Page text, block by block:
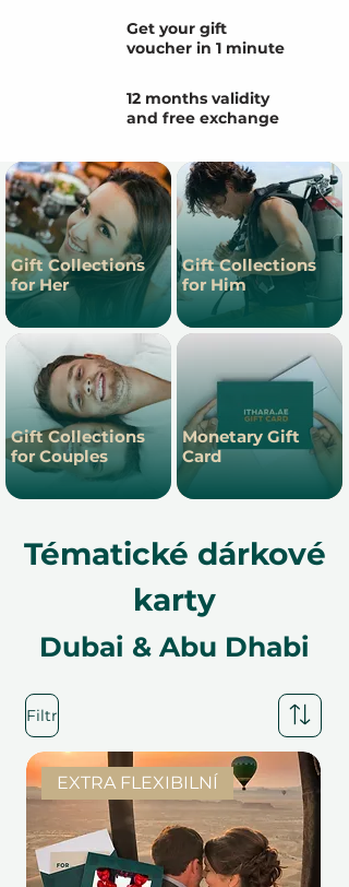
Get your gift
voucher in 1 minute
12 months validity
and free exchange
Gift Collections
for Her
Gift Collections
for Him
Gift Collections
for Couples
Monetary Gift
Card
Tématické dárkové
karty
Dubai & Abu Dhabi
Filtr
EXTRA FLEXIBILNÍ